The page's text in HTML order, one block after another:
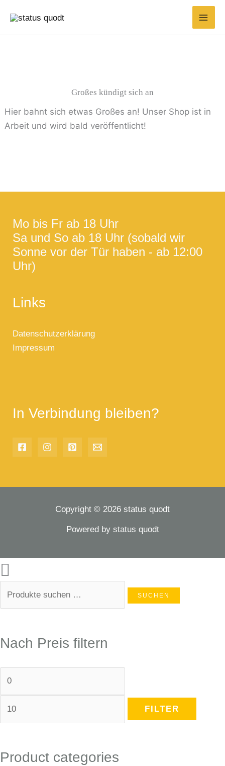
Inhalt
springen
Großes kündigt sich an
Hier bahnt sich etwas Großes an! Unser Shop ist in
Arbeit und wird bald veröffentlicht!
Mo bis Fr ab 18 Uhr
Sa und So ab 18 Uhr (sobald wir
Sonne vor der Tür haben - ab 12:00
Uhr)
Links
Datenschutzerklärung
Impressum
In Verbindung bleiben?
Copyright © 2026 status quodt
Powered by status quodt
nach:
SUCHEN
Nach Preis filtern
Preis
FILTER
Product categories